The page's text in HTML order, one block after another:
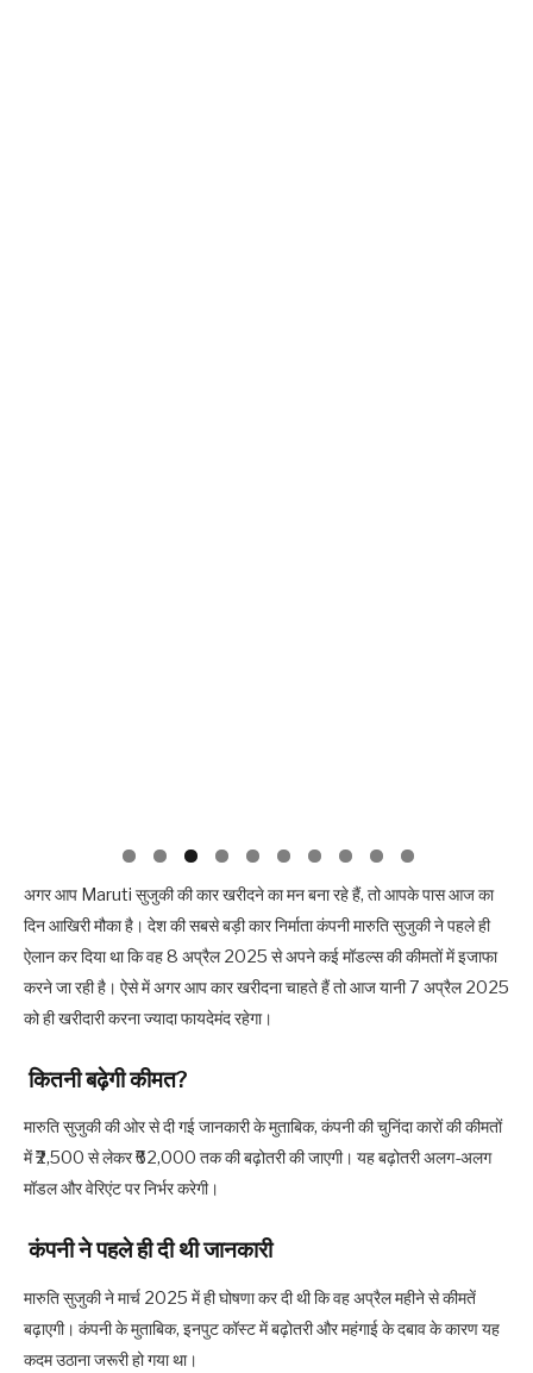
अगर आप Maruti सुजुकी की कार खरीदने का मन बना रहे हैं, तो आपके पास आज का
दिन आखिरी मौका है। देश की सबसे बड़ी कार निर्माता कंपनी मारुति सुजुकी ने पहले ही
ऐलान कर दिया था कि वह 8 अप्रैल 2025 से अपने कई मॉडल्स की कीमतों में इजाफा
करने जा रही है। ऐसे में अगर आप कार खरीदना चाहते हैं तो आज यानी 7 अप्रैल 2025
को ही खरीदारी करना ज्यादा फायदेमंद रहेगा।
कितनी बढ़ेगी कीमत?
मारुति सुजुकी की ओर से दी गई जानकारी के मुताबिक, कंपनी की चुनिंदा कारों की कीमतों
में ₹2,500 से लेकर ₹62,000 तक की बढ़ोतरी की जाएगी। यह बढ़ोतरी अलग-अलग
मॉडल और वेरिएंट पर निर्भर करेगी।
कंपनी ने पहले ही दी थी जानकारी
मारुति सुजुकी ने मार्च 2025 में ही घोषणा कर दी थी कि वह अप्रैल महीने से कीमतें
बढ़ाएगी। कंपनी के मुताबिक, इनपुट कॉस्ट में बढ़ोतरी और महंगाई के दबाव के कारण यह
कदम उठाना जरूरी हो गया था।